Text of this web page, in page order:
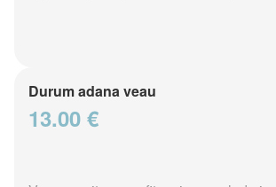
Durum adana veau
13.00 €